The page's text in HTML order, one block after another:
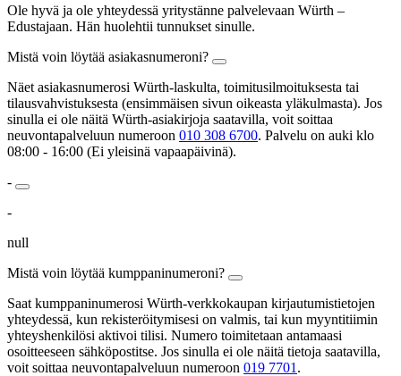
Ole hyvä ja ole yhteydessä yritystänne palvelevaan Würth –
Edustajaan. Hän huolehtii tunnukset sinulle.
Mistä voin löytää asiakasnumeroni?
Näet asiakasnumerosi Würth-laskulta, toimitusilmoituksesta tai
tilausvahvistuksesta (ensimmäisen sivun oikeasta yläkulmasta). Jos
sinulla ei ole näitä Würth-asiakirjoja saatavilla, voit soittaa
neuvontapalveluun numeroon 010 308 6700. Palvelu on auki klo
08:00 - 16:00 (Ei yleisinä vapaapäivinä).
-
-
null
Mistä voin löytää kumppaninumeroni?
Saat kumppaninumerosi Würth-verkkokaupan kirjautumistietojen
yhteydessä, kun rekisteröitymisesi on valmis, tai kun myyntitiimin
yhteyshenkilösi aktivoi tilisi. Numero toimitetaan antamaasi
osoitteeseen sähköpostitse. Jos sinulla ei ole näitä tietoja saatavilla,
voit soittaa neuvontapalveluun numeroon 019 7701 .